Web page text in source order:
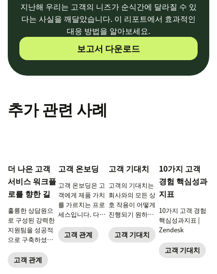
지난해 우리는 고객의 니즈가 순식간에 달라질 수 있
다는 사실을 깨달았습니다. 이 리포트에서 효과적인
대응 방법을 알아보세요.
보고서 다운로드
추가 관련 사례
더 나은 고객
서비스 워크플
로를 향한 길
훌륭한 상담원으
로 구성된 강력한
지원팀을 성공적
으로 구축하셨습
최고의 고객 서비
스를 제공할 수 있
고객 관계
고객 온보딩
고객 온보딩은 고
객에게 제품 가치
를 가르치는 프로
세스입니다. 다음
프로세스 구축 방
법입니다.
고객 관계
고객 기대치
고객의 기대치는
회사와의 모든 상
호 작용이 어떻게
진행되기 원하는
생각입니다. 이러
한 기대치를 충족
고객 기대치
10가지 고객
경험 핵심성과
지표
10가지 고객 경험
핵심성과지표 |
Zendesk
고객 기대치